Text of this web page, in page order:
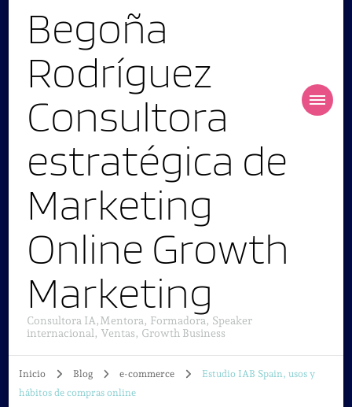
Begoña
Rodríguez
Consultora
estratégica de
Marketing
Online Growth
Marketing
Consultora IA,Mentora, Formadora, Speaker
internacional, Ventas, Growth Business
Inicio Blog e-commerce
Estudio IAB Spain, usos y
hábitos de compras online